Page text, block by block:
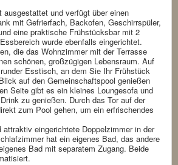
und verfügt über einen
mit Gefrierfach, Backofen, Geschirrspüler,
eine praktische Frühstücksbar mit 2
wurde ebenfalls eingerichtet.
die das Wohnzimmer mit der Terrasse
schönen, großzügigen Lebensraum. Auf
Esstisch, an dem Sie Ihr Frühstück
auf den Gemeinschaftspool genießen
Seite gibt es ein kleines Loungesofa und
zu genießen. Durch das Tor auf der
zum Pool gehen, um ein erfrischendes
attraktiv eingerichtete Doppelzimmer in der
hat ein eigenes Bad, das andere
Bad mit separatem Zugang. Beide